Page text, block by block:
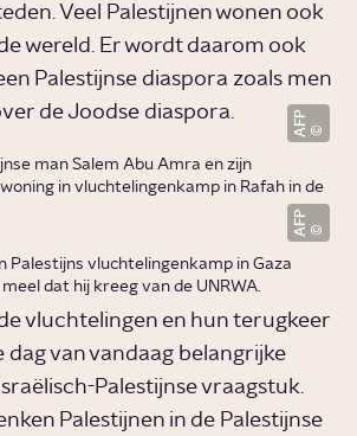
Veel Palestijnen wonen ook
wereld. Er wordt daarom ook
Palestijnse diaspora zoals men
de Joodse diaspora.
AFP
man Salem Abu Amra en zijn
in vluchtelingenkamp in Rafah in de
AFP
Palestijns vluchtelingenkamp in Gaza
dat hij kreeg van de UNRWA.
vluchtelingen en hun terugkeer
dag van vandaag belangrijke
Palestijnse vraagstuk.
Palestijnen in de Palestijnse